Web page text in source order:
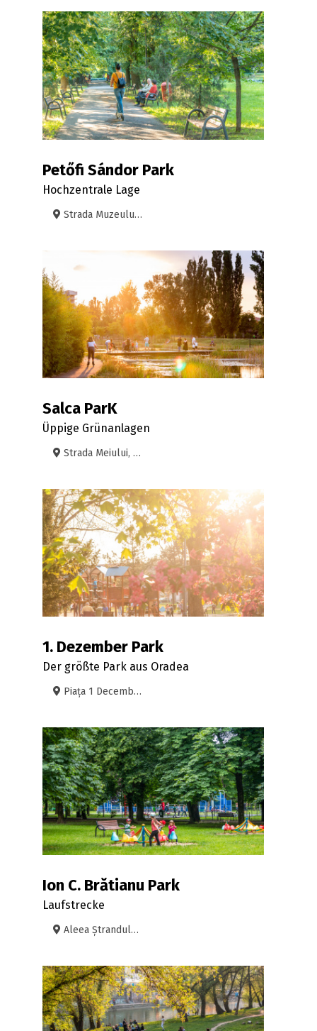
Petőfi Sándor Park
Hochzentrale Lage
Strada Muzeului, Oradea
Salca ParK
Üppige Grünanlagen
Strada Meiului, Oradea
1. Dezember Park
Der größte Park aus Oradea
Piața 1 Decembrie, Oradea
Ion C. Brătianu Park
Laufstrecke
Aleea Ștrandului, Oradea